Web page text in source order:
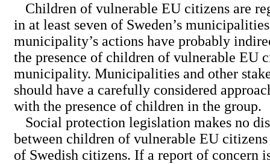
Children of vulnerable EU citizens are
in at least seven of Sweden’s
municipality’s actions have probably
the presence of children of vulnerable EU
municipality. Municipalities and other
should have a carefully considered
with the presence of children in the group.
Social protection legislation makes no
between children of vulnerable EU
of Swedish citizens. If a report of concern